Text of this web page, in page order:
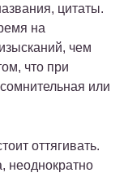
цитаты.
на
чем
что при
или
оттягивать.
неоднократно